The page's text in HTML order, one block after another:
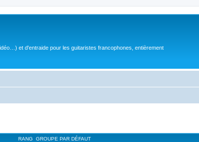
et d'entraide pour les guitaristes francophones, entièrement
RANG GROUPE PAR DÉFAUT